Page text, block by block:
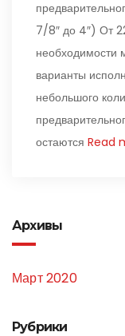
7/8″ до 4″) От
необходимости
варианты
небольшого
остаются Read
Архивы
Март 2020
Рубрики